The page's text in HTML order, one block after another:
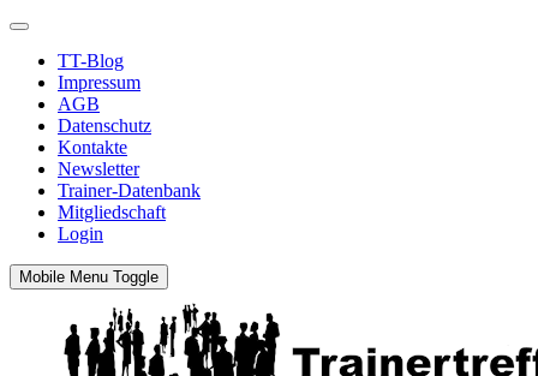
TT-Blog
Impressum
AGB
Datenschutz
Kontakte
Newsletter
Trainer-Datenbank
Mitgliedschaft
Login
Mobile Menu Toggle